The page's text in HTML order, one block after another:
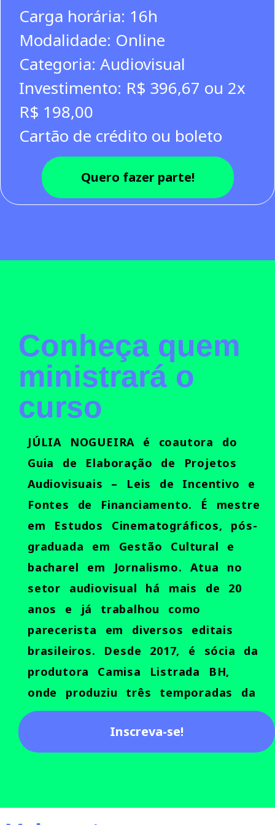
Carga horária: 16h
Modalidade: Online
Categoria: Audiovisual
Investimento: R$ 396,67 ou 2x
R$ 198,00
Cartão de crédito ou boleto
Quero fazer parte!
Conheça quem
ministrará o
curso
JÚLIA NOGUEIRA é coautora do
Guia de Elaboração de Projetos
Audiovisuais – Leis de Incentivo e
Fontes de Financiamento. É mestre
em Estudos Cinematográficos, pós-
graduada em Gestão Cultural e
bacharel em Jornalismo. Atua no
setor audiovisual há mais de 20
anos e já trabalhou como
parecerista em diversos editais
brasileiros. Desde 2017, é sócia da
produtora Camisa Listrada BH,
onde produziu três temporadas da
série documental Coisas Daqui, a
primeira temporada da série
documental Viver Pra Valer, a série
Inscreva-se!